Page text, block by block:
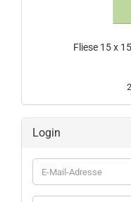
Fliese 15 x
Login
E-
Mail-
Adresse